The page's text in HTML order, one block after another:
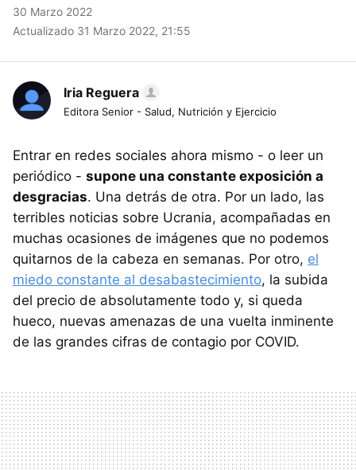
30 Marzo 2022
Actualizado 31 Marzo 2022, 21:55
Iria Reguera
Editora Senior - Salud, Nutrición y Ejercicio
Entrar en redes sociales ahora mismo - o leer un
periódico - supone una constante exposición a
desgracias. Una detrás de otra. Por un lado, las
terribles noticias sobre Ucrania, acompañadas en
muchas ocasiones de imágenes que no podemos
quitarnos de la cabeza en semanas. Por otro, el
miedo constante al desabastecimiento, la subida
del precio de absolutamente todo y, si queda
hueco, nuevas amenazas de una vuelta inminente
de las grandes cifras de contagio por COVID.